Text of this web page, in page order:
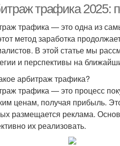
трафика 2025:
трафика — это одна из
метод заработка
В этой статье мы
и перспективы на
арбитраж трафика?
трафика — это процесс
ценам, получая прибыль.
размещается реклама.
их реализовать.